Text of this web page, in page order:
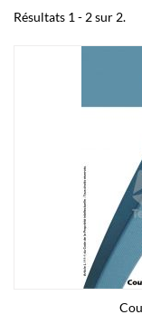
Résultats 1 - 2 sur 2.